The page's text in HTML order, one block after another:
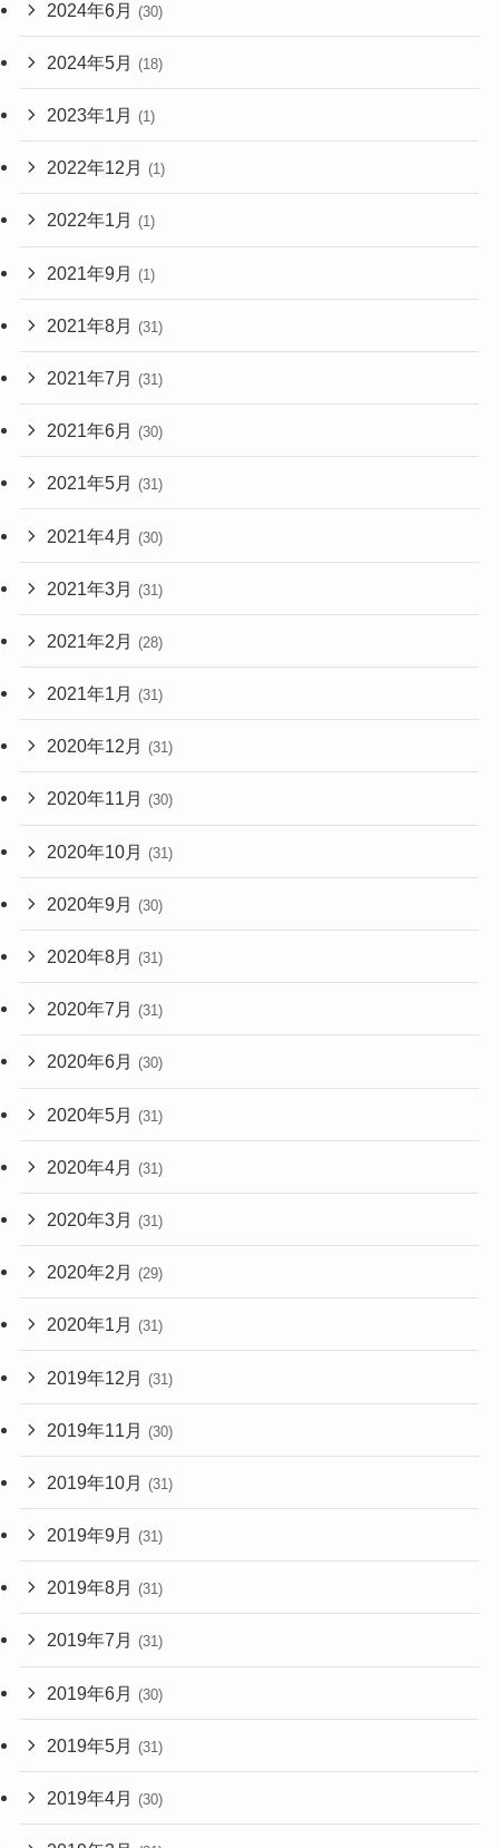
2024年6月 (30)
2024年5月 (18)
2023年1月 (1)
2022年12月 (1)
2022年1月 (1)
2021年9月 (1)
2021年8月 (31)
2021年7月 (31)
2021年6月 (30)
2021年5月 (31)
2021年4月 (30)
2021年3月 (31)
2021年2月 (28)
2021年1月 (31)
2020年12月 (31)
2020年11月 (30)
2020年10月 (31)
2020年9月 (30)
2020年8月 (31)
2020年7月 (31)
2020年6月 (30)
2020年5月 (31)
2020年4月 (31)
2020年3月 (31)
2020年2月 (29)
2020年1月 (31)
2019年12月 (31)
2019年11月 (30)
2019年10月 (31)
2019年9月 (31)
2019年8月 (31)
2019年7月 (31)
2019年6月 (30)
2019年5月 (31)
2019年4月 (30)